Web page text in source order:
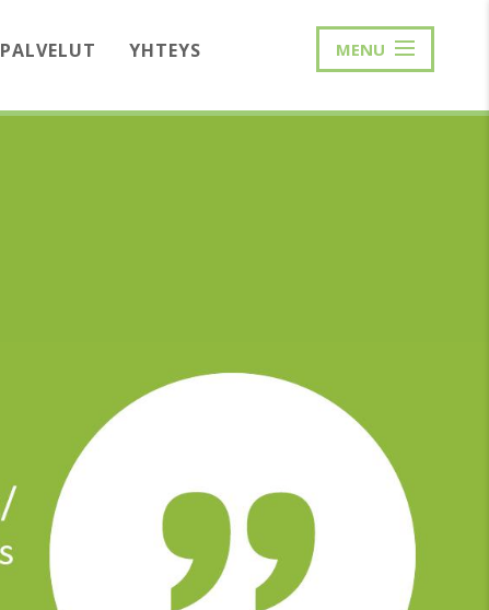
PALVELUT YHTEYS MENU